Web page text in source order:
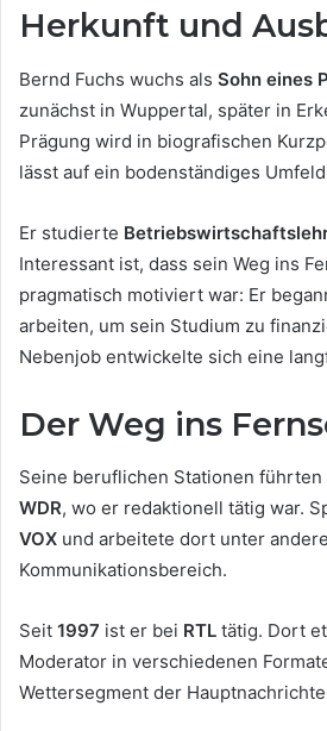
Herkunft und
Bernd Fuchs wuchs als Sohn eines
zunächst in Wuppertal, später in
Prägung wird in biografischen
lässt auf ein bodenständiges
Er studierte
Interessant ist, dass sein Weg ins
pragmatisch motiviert war: Er
arbeiten, um sein Studium zu
Nebenjob entwickelte sich eine
Der Weg ins
Seine beruflichen Stationen führten
WDR, wo er redaktionell tätig war.
VOX und arbeitete dort unter
Kommunikationsbereich.
Seit 1997 ist er bei RTL tätig. Dort
Moderator in verschiedenen
Wettersegment der